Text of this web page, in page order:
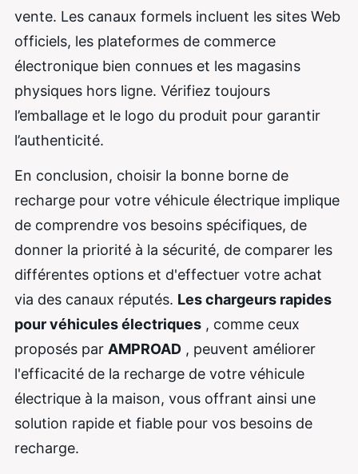
vente. Les canaux formels incluent les sites Web
officiels, les plateformes de commerce
électronique bien connues et les magasins
physiques hors ligne. Vérifiez toujours
l’emballage et le logo du produit pour garantir
l’authenticité.
En conclusion, choisir la bonne borne de
recharge pour votre véhicule électrique implique
de comprendre vos besoins spécifiques, de
donner la priorité à la sécurité, de comparer les
différentes options et d'effectuer votre achat
via des canaux réputés. Les chargeurs rapides
pour véhicules électriques , comme ceux
proposés par AMPROAD , peuvent améliorer
l'efficacité de la recharge de votre véhicule
électrique à la maison, vous offrant ainsi une
solution rapide et fiable pour vos besoins de
recharge.